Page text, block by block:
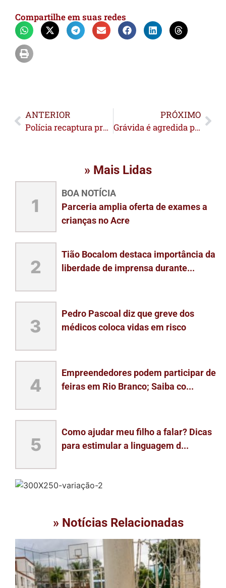
Compartilhe em suas redes
ANTERIOR
Polícia recaptura presidiário; cinco seguem foragidos
PRÓXIMO
Grávida é agredida pelo companheiro no Rui Lino
» Mais Lidas
1
BOA NOTÍCIA
Parceria amplia oferta de exames a
crianças no Acre
2
Tião Bocalom destaca importância da
liberdade de imprensa durante...
3
Pedro Pascoal diz que greve dos
médicos coloca vidas em risco
4
Empreendedores podem participar de
feiras em Rio Branco; Saiba co...
5
Como ajudar meu filho a falar? Dicas
para estimular a linguagem d...
» Notícias Relacionadas